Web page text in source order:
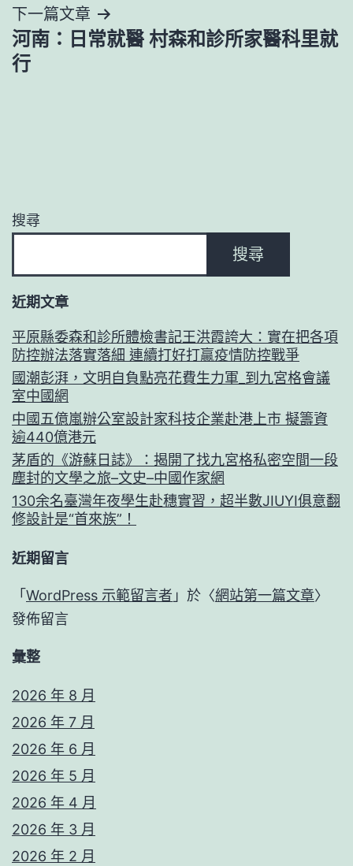
覽
下一篇文章
河南：日常就醫 村森和診所家醫科里就
行
搜尋
搜尋
近期文章
平原縣委森和診所體檢書記王洪霞誇大：實在把各項
防控辦法落實落細 連續打好打贏疫情防控戰爭
國潮彭湃，文明自負點亮花費生力軍_到九宮格會議
室中國網
中國五億嵐辦公室設計家科技企業赴港上市 擬籌資
逾440億港元
茅盾的《游蘇日誌》：揭開了找九宮格私密空間一段
塵封的文學之旅–文史–中國作家網
130余名臺灣年夜學生赴穗實習，超半數JIUYI俱意翻
修設計是“首來族”！
近期留言
「 WordPress 示範留言者 」於〈網站第一篇文章〉
發佈留言
彙整
2026 年 8 月
2026 年 7 月
2026 年 6 月
2026 年 5 月
2026 年 4 月
2026 年 3 月
2026 年 2 月